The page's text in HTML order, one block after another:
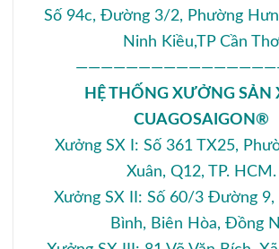
Số 94c, Đường 3/2, Phường
Ninh Kiều,TP Cần Thơ
HỆ THỐNG XƯỞNG SẢN
CUAGOSAIGON®
Xưởng SX I: Số 361 TX25,
Xuân, Q12, TP. HCM.
Xưởng SX II: Số 60/3 Đường 9,
Bình, Biên Hòa, Đồng